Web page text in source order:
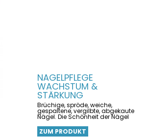
NAGELPFLEGE
WACHSTUM &
STÄRKUNG
Brüchige, spröde, weiche,
gespaltene, vergilbte, abgekaute
Nägel. Die Schönheit der Nägel
ZUM PRODUKT